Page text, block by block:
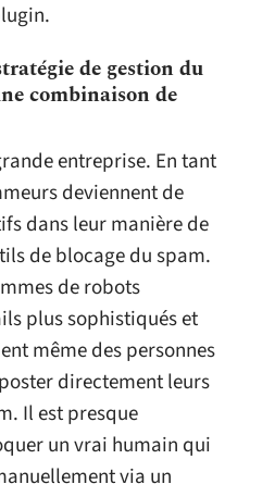
de gestion du
combinaison de
entreprise. En tant
deviennent de
dans leur manière de
de blocage du spam.
de robots
plus sophistiqués et
même des personnes
directement leurs
Il est presque
un vrai humain qui
via un